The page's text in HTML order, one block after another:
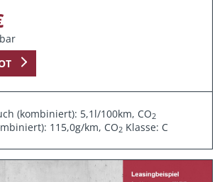
(kombiniert): 5,1l/100km, CO2
115,0g/km, CO2 Klasse: C